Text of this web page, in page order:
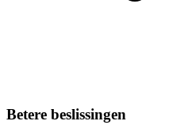
Betere beslissingen